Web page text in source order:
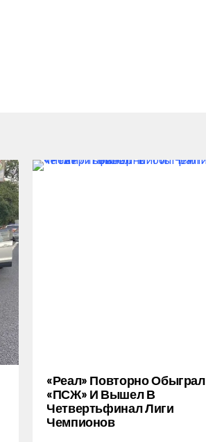
«Реал» Повторно Обыграл
«ПСЖ» И Вышел В
Четвертьфинал Лиги
Чемпионов